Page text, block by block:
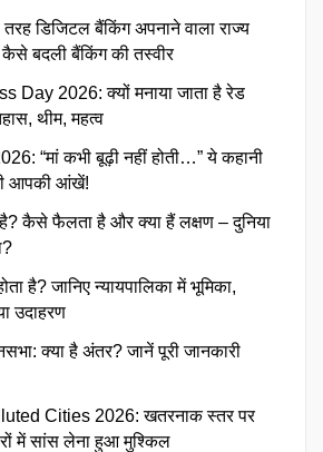
तरह डिजिटल बैंकिंग अपनाने वाला राज्य
बदली बैंकिंग की तस्वीर
Day 2026: क्यों मनाया जाता है रेड
थीम, महत्व
“मां कभी बूढ़ी नहीं होती…” ये कहानी
आपकी आंखें!
कैसे फैलता है और क्या हैं लक्षण – दुनिया
है? जानिए न्यायपालिका में भूमिका,
उदाहरण
क्या है अंतर? जानें पूरी जानकारी
Cities 2026: खतरनाक स्तर पर
में सांस लेना हुआ मुश्किल